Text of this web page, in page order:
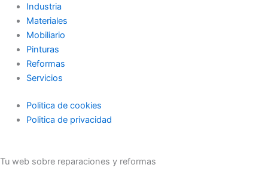
Industria
Materiales
Mobiliario
Pinturas
Reformas
Servicios
Politica de cookies
Politica de privacidad
Tu web sobre reparaciones y reformas